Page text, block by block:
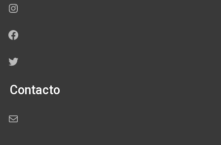
Instagram
Facebook
Twitter
Contacto
Correo electrónico